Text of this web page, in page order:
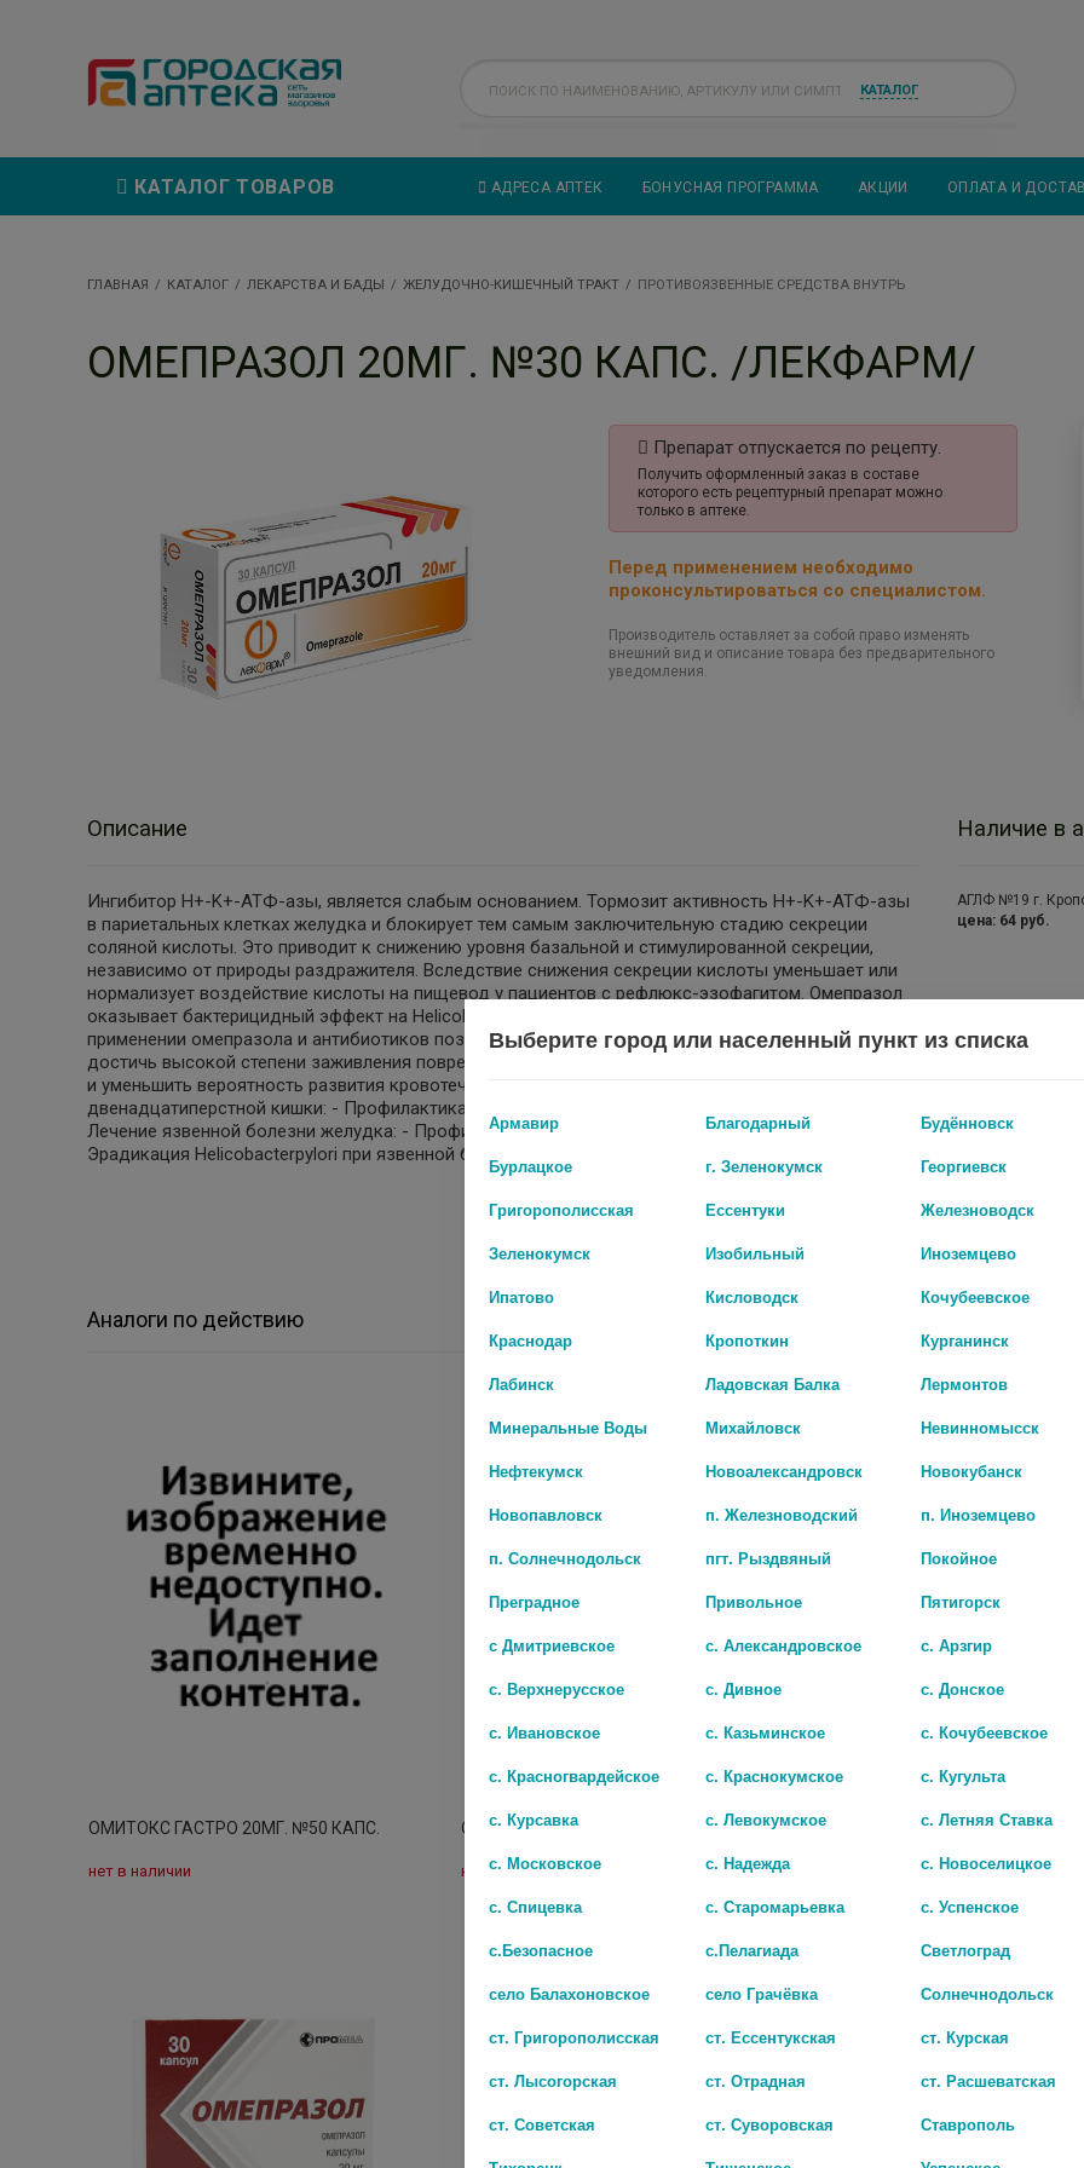
КАТАЛОГ
АДРЕСА АПТЕК БОНУСНАЯ ПРОГРАММА АКЦИИ ОПЛАТА И
КАТАЛОГ ТОВАРОВ
ГЛАВНАЯ КАТАЛОГ ЛЕКАРСТВА И БАДЫ ЖЕЛУДОЧНО-КИШЕЧНЫЙ ТРАКТ ПРОТИВОЯЗВЕННЫЕ СРЕДСТВА ВНУТРЬ
ОМЕПРАЗОЛ 20МГ. №30 КАПС. /ЛЕКФАРМ/
Препарат отпускается по рецепту.
Получить оформленный заказ в составе
которого есть рецептурный препарат можно
только в аптеке.
Перед применением необходимо
проконсультироваться со специалистом.
Производитель оставляет за собой право изменять
внешний вид и описание товара без предварительного
уведомления.
Описание
Ингибитор H+-K+-АТФ-азы, является слабым основанием. Тормозит активность H+-K+-АТФ-азы
в париетальных клетках желудка и блокирует тем самым заключительную стадию секреции
соляной кислоты. Это приводит к снижению уровня базальной и стимулированной секреции,
независимо от природы раздражителя. Вследствие снижения секреции кислоты уменьшает или
нормализует воздействие кислоты на пищевод у пациентов с рефлюкс-эзофагитом. Омепразол
оказывает бактерицидный эффект на Helicobacter pylori. Эрадикация H. pylori при одновременном
применении омепразола и антибиотиков позволяет быстро купировать симптомы заболевания,
достичь высокой степени заживления поврежденной слизистой и стойкой длительной ремиссии
и уменьшить вероятность развития кровотечения из ЖКТ. Показания: - Лечение язвы
двенадцатиперстной кишки: - Профилактика рецидивов язвы двенадцатиперстной кишки: -
Лечение язвенной болезни желудка: - Профилактика рецидивов язвенной болезни желудка: -
Эрадикация Helicobacterpylori при язвенной болезни в комбинации с соотве
Наличие в
АГЛФ №19 г.
цена: 64 руб.
Показать все
Аналоги по действию
ОМИТОКС ГАСТРО 20МГ. №50 КАПС.
нет в наличии
ОМЕПРАЗОЛ 20МГ. №30 КАПС. 0582
нет в наличии нет в наличии
Выберите город или населенный пункт из списка
Армавир Благодарный
Будённовск
Бурлацкое
г. Зеленокумск
Георгиевск
Григорополисская
Ессентуки
Железноводск
Зеленокумск
Изобильный
Иноземцево
Ипатово
Кисловодск
Кочубеевское
Краснодар
Кропоткин
Курганинск
Лабинск
Ладовская Балка
Лермонтов
Минеральные Воды
Михайловск
Невинномысск
Нефтекумск
Новоалександровск
Новокубанск
Новопавловск
п. Железноводский
п. Иноземцево
п. Солнечнодольск
пгт. Рыздвяный
Покойное
Преградное
Привольное
Пятигорск
с Дмитриевское
с. Александровское
с. Арзгир
с. Верхнерусское
с. Дивное
с. Донское
с. Ивановское
с. Казьминское
с. Кочубеевское
с. Красногвардейское
с. Краснокумское
с. Кугульта
с. Курсавка
с. Левокумское
с. Летняя Ставка
с. Московское
с. Надежда
с. Новоселицкое
с. Спицевка
с. Старомарьевка
с. Успенское
с.Безопасное
с.Пелагиада
Светлоград
село Балахоновское
село Грачёвка
Солнечнодольск
ст. Григорополисская
ст. Ессентукская
ст. Курская
ст. Лысогорская
ст. Отрадная
ст. Расшеватская
ст. Советская
ст. Суворовская
Ставрополь